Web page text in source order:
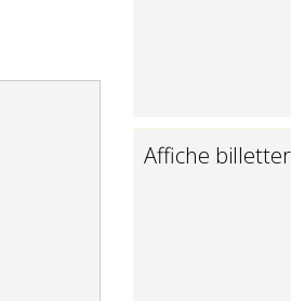
Affiche